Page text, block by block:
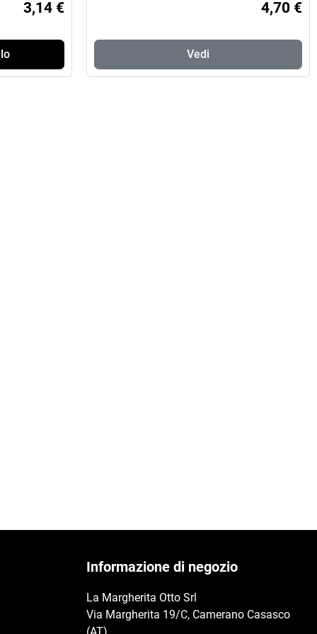
3,14 € 4,70 €
Vedi
Informazione di negozio
La Margherita Otto Srl
Via Margherita 19/C, Camerano Casasco